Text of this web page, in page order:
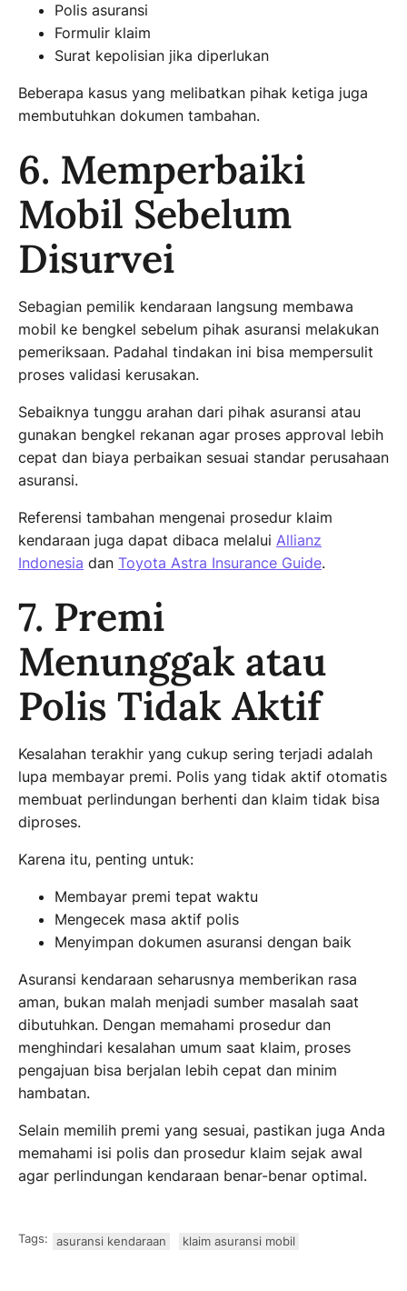
Polis asuransi
Formulir klaim
Surat kepolisian jika diperlukan
Beberapa kasus yang melibatkan pihak ketiga juga
membutuhkan dokumen tambahan.
6. Memperbaiki
Mobil Sebelum
Disurvei
Sebagian pemilik kendaraan langsung membawa
mobil ke bengkel sebelum pihak asuransi melakukan
pemeriksaan. Padahal tindakan ini bisa mempersulit
proses validasi kerusakan.
Sebaiknya tunggu arahan dari pihak asuransi atau
gunakan bengkel rekanan agar proses approval lebih
cepat dan biaya perbaikan sesuai standar perusahaan
asuransi.
Referensi tambahan mengenai prosedur klaim
kendaraan juga dapat dibaca melalui Allianz
Indonesia dan Toyota Astra Insurance Guide.
7. Premi
Menunggak atau
Polis Tidak Aktif
Kesalahan terakhir yang cukup sering terjadi adalah
lupa membayar premi. Polis yang tidak aktif otomatis
membuat perlindungan berhenti dan klaim tidak bisa
diproses.
Karena itu, penting untuk:
Membayar premi tepat waktu
Mengecek masa aktif polis
Menyimpan dokumen asuransi dengan baik
Asuransi kendaraan seharusnya memberikan rasa
aman, bukan malah menjadi sumber masalah saat
dibutuhkan. Dengan memahami prosedur dan
menghindari kesalahan umum saat klaim, proses
pengajuan bisa berjalan lebih cepat dan minim
hambatan.
Selain memilih premi yang sesuai, pastikan juga Anda
memahami isi polis dan prosedur klaim sejak awal
agar perlindungan kendaraan benar-benar optimal.
Tags: asuransi kendaraan klaim asuransi mobil